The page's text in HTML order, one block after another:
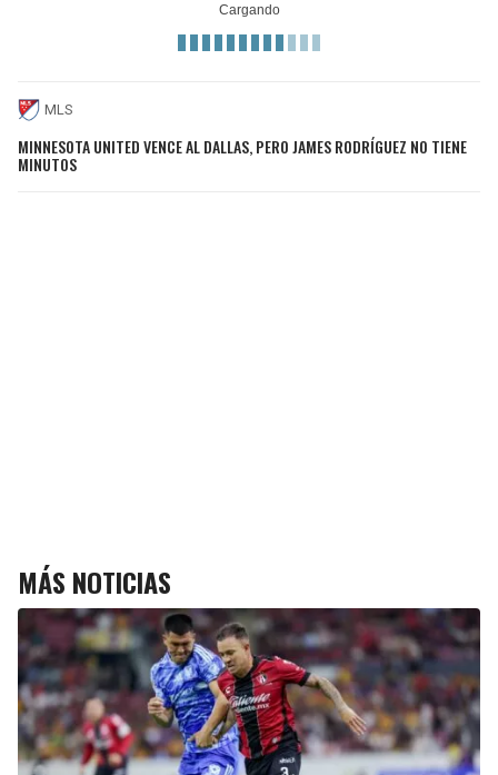
MLS
MINNESOTA UNITED VENCE AL DALLAS, PERO JAMES RODRÍGUEZ NO TIENE
MINUTOS
MÁS NOTICIAS